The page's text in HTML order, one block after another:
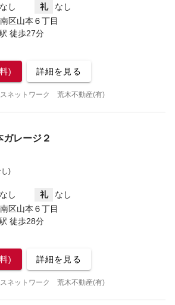
なし 礼
なし
区山本６丁目
徒歩27分
) 詳細を見る
ネットワーク 荒木不動産(有)
ガレージ２
)
なし 礼
なし
区山本６丁目
徒歩28分
) 詳細を見る
ネットワーク 荒木不動産(有)